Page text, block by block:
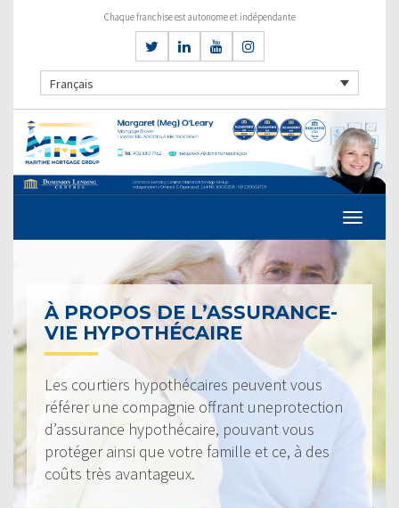
Chaque franchise est autonome et indépendante
Français
À PROPOS DE L’ASSURANCE-
VIE HYPOTHÉCAIRE
Les courtiers hypothécaires peuvent vous
référer une compagnie offrant uneprotection
d’assurance hypothécaire, pouvant vous
protéger ainsi que votre famille et ce, à des
coûts très avantageux.